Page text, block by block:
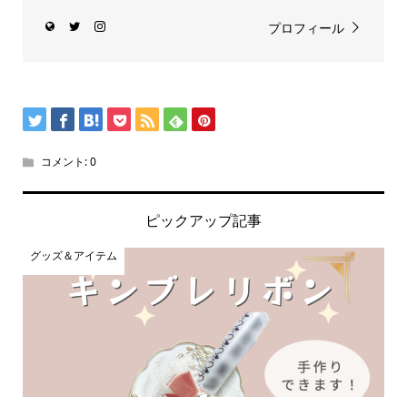
プロフィール
コメント:0
ピックアップ記事
グッズ＆アイテム